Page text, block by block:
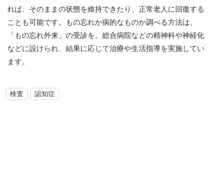
れば、そのままの状態を維持できたり、正常老人に回復する
ことも可能です。もの忘れか病的なものか調べる方法は、
「もの忘れ外来」の受診を。総合病院などの精神科や神経化
などに設けられ、結果に応じて治療や生活指導を実施してい
ます。
検査 認知症